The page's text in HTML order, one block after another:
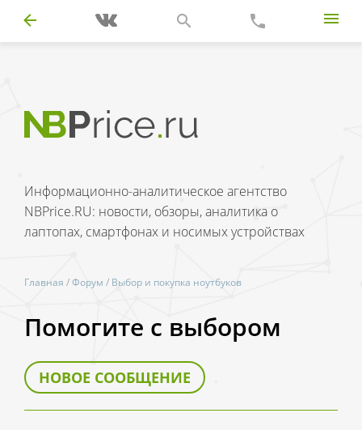
Информационно-аналитическое агентство
NBPrice.RU: новости, обзоры, аналитика о
лаптопах, смартфонах и носимых устройствах
Главная /Форум / Выбор и покупка ноутбуков
Помогите с выбором
НОВОЕ СООБЩЕНИЕ